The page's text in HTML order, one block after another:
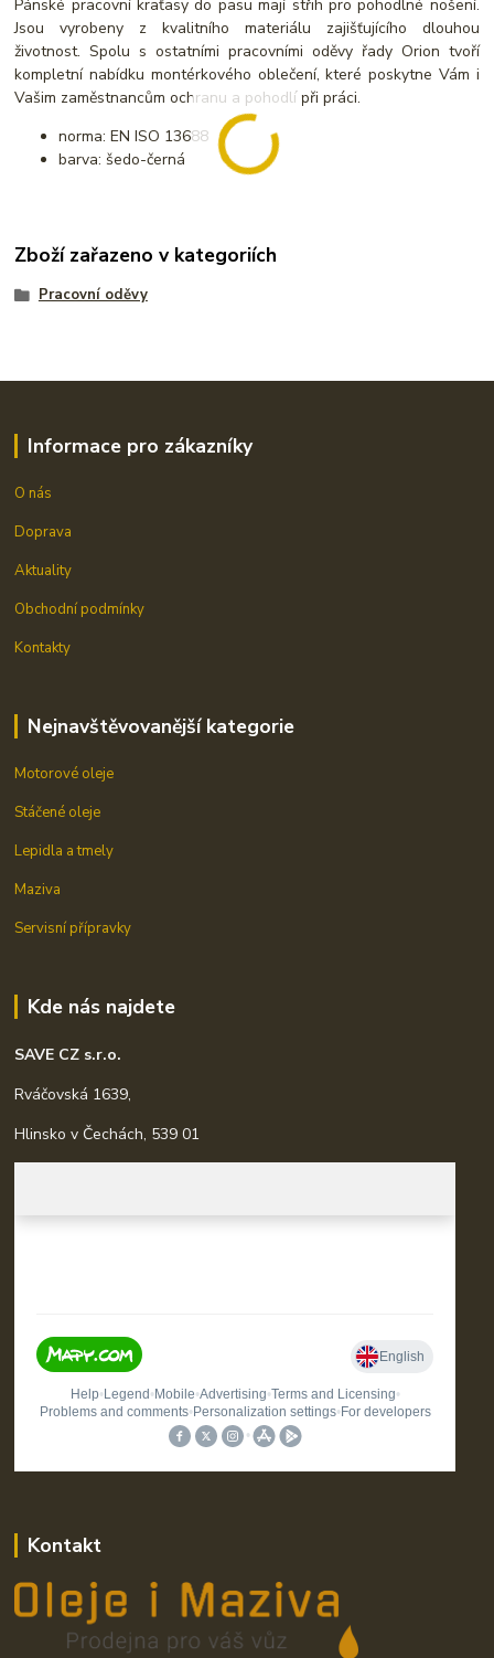
Pánské pracovní kraťasy do pasu mají střih pro pohodlné nošení.
Jsou vyrobeny z kvalitního materiálu zajišťujícího dlouhou
životnost. Spolu s ostatními pracovními oděvy řady Orion tvoří
kompletní nabídku montérkového oblečení, které poskytne Vám i
Vašim zaměstnancům ochranu a pohodlí při práci.
norma: EN ISO 13688
barva: šedo-černá
Zboží zařazeno v kategoriích
Pracovní oděvy
Informace pro zákazníky
O nás
Doprava
Aktuality
Obchodní podmínky
Kontakty
Nejnavštěvovanější kategorie
Motorové oleje
Stáčené oleje
Lepidla a tmely
Maziva
Servisní přípravky
Kde nás najdete
SAVE CZ s.r.o.
Rváčovská 1639,
Hlinsko v Čechách, 539 01
Kontakt